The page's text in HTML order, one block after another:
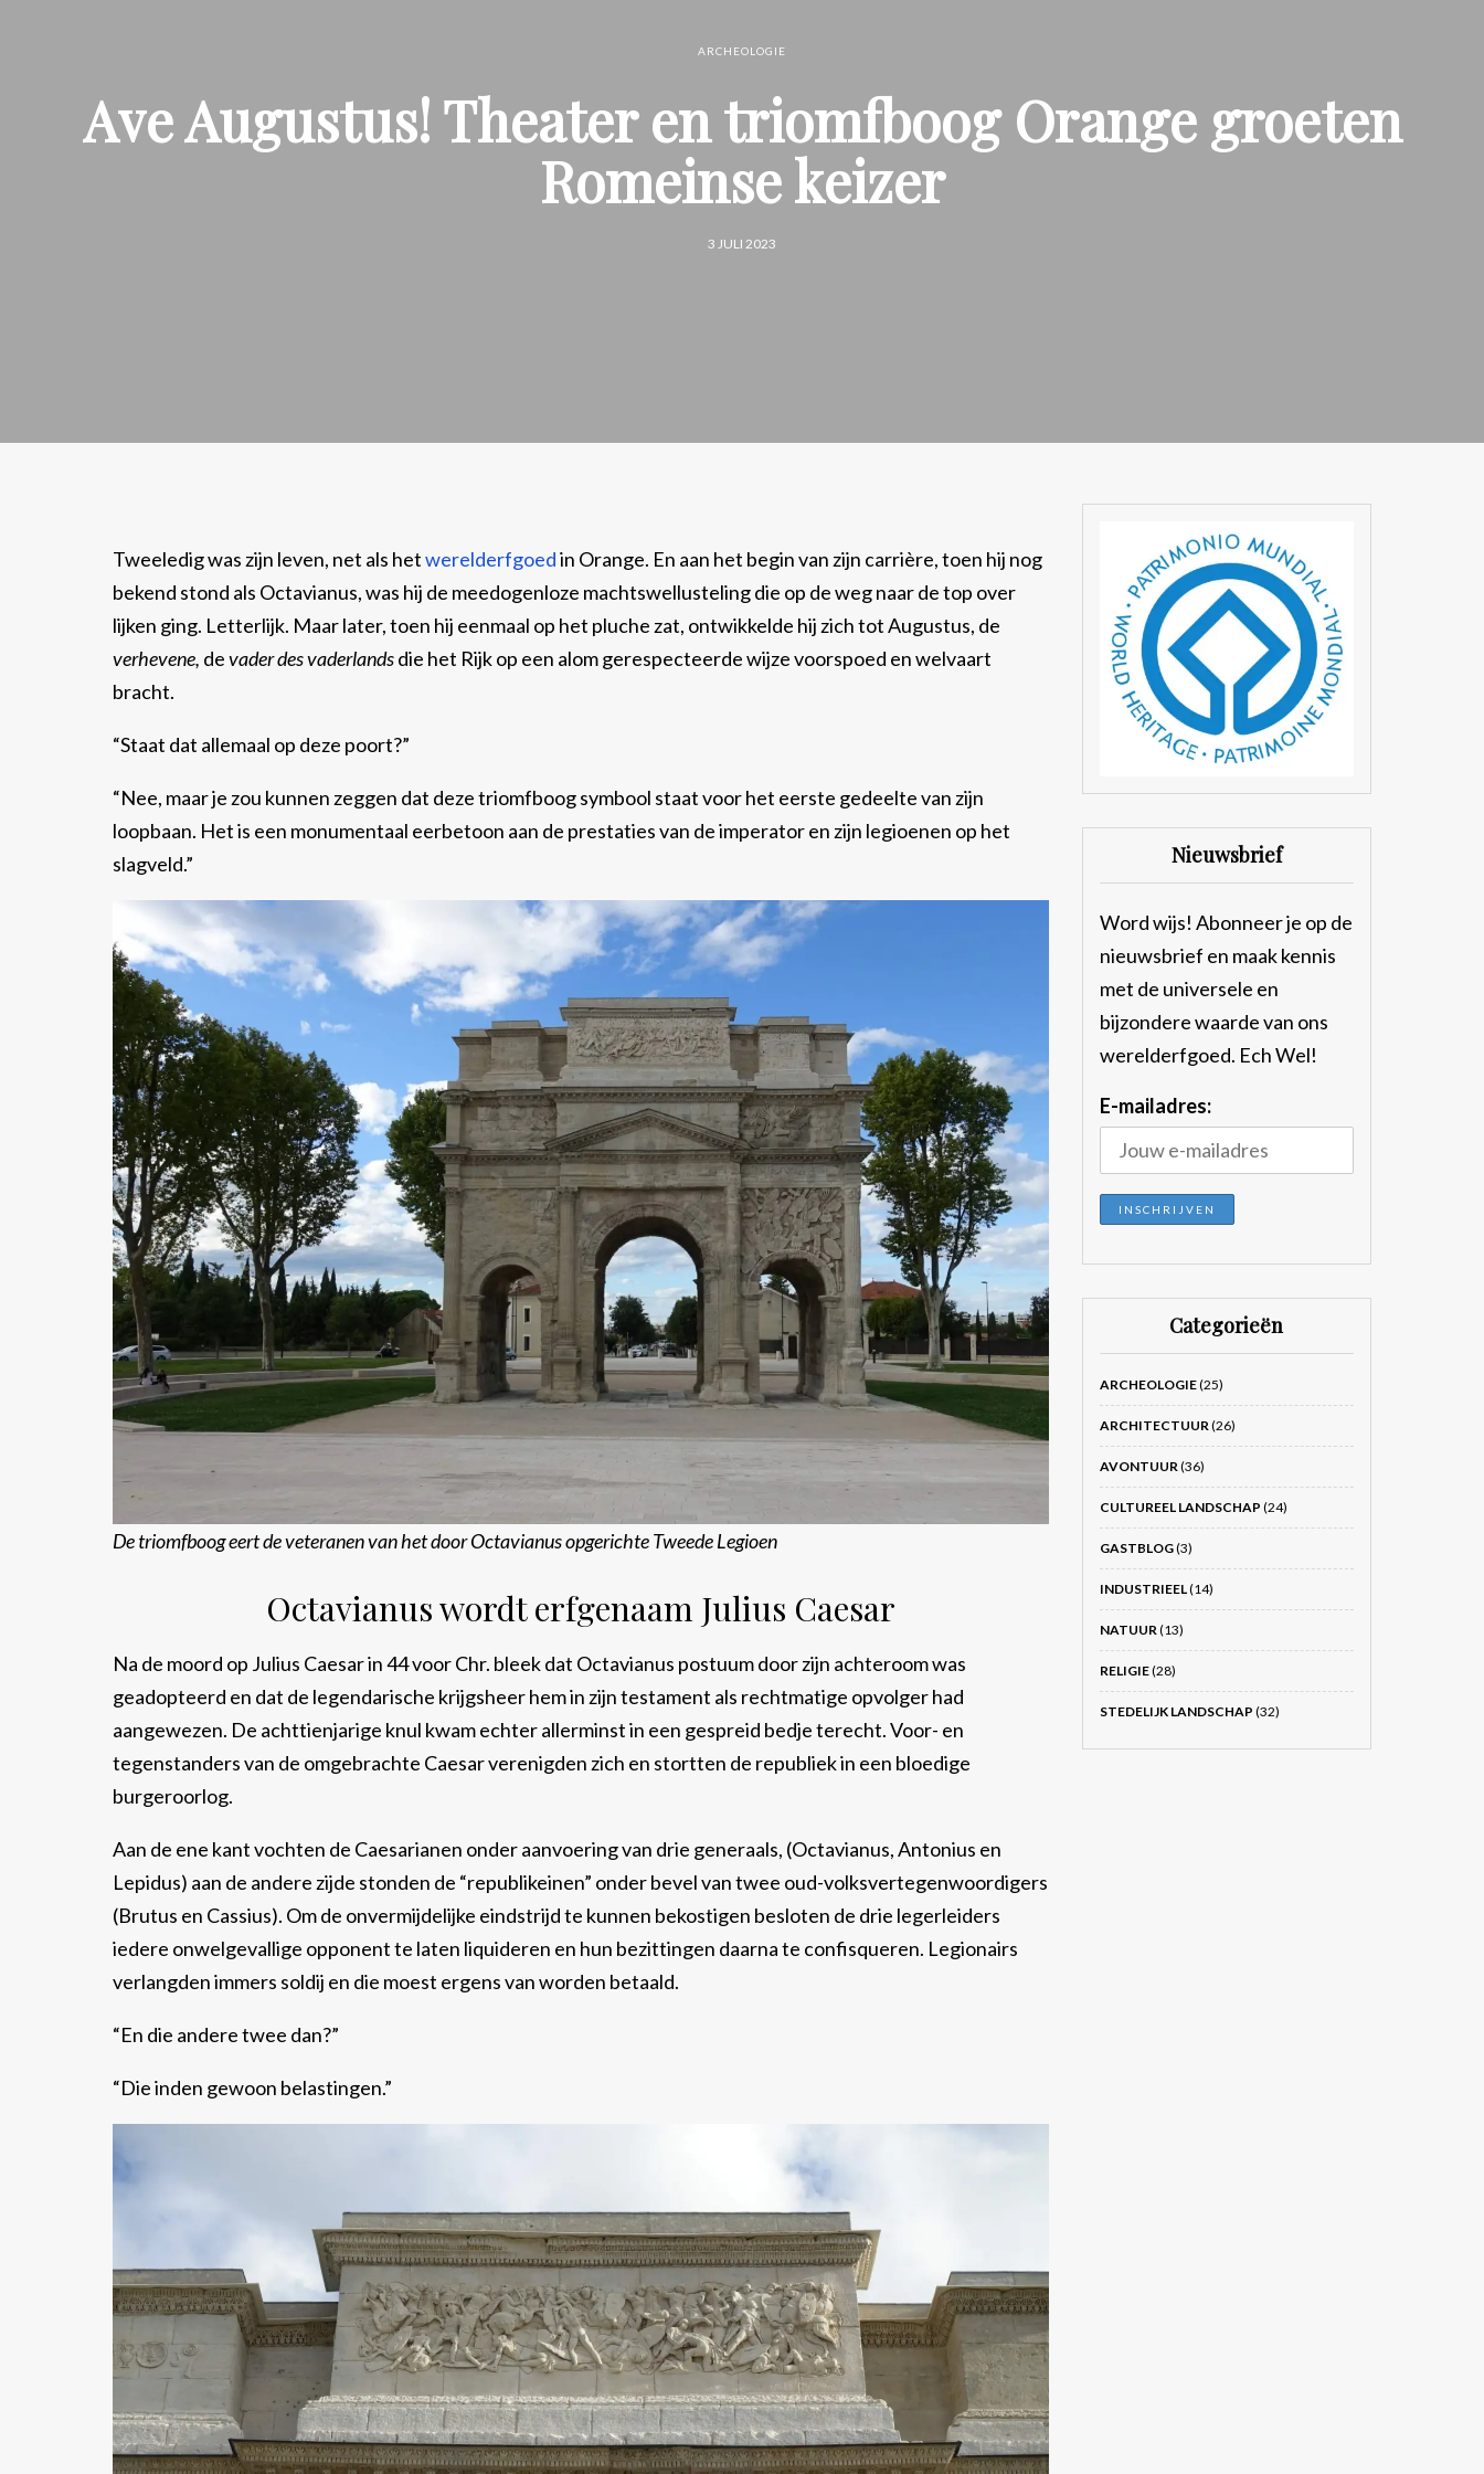
ARCHEOLOGIE
Ave Augustus! Theater en triomfboog Orange groeten
Romeinse keizer
3 JULI 2023
Tweeledig was zijn leven, net als hetwerelderfgoedin Orange. En aan het begin van zijn carrière, toen hij nog
bekend stond als Octavianus, was hij de meedogenloze machtswellusteling die op de weg naar de top over
lijken ging. Letterlijk. Maar later, toen hij eenmaal op het pluche zat, ontwikkelde hij zich tot Augustus, de
verhevene, devader des vaderlandsdie het Rijk op een alom gerespecteerde wijze voorspoed en welvaart
bracht.
“Staat dat allemaal op deze poort?”
“Nee, maar je zou kunnen zeggen dat deze triomfboog symbool staat voor het eerste gedeelte van zijn
loopbaan. Het is een monumentaal eerbetoon aan de prestaties van de imperator en zijn legioenen op het
slagveld.”
De triomfboog eert de veteranen van het door Octavianus opgerichte Tweede Legioen
Octavianus wordt erfgenaam Julius Caesar
Na de moord op Julius Caesar in 44 voor Chr. bleek dat Octavianus postuum door zijn achteroom was
geadopteerd en dat de legendarische krijgsheer hem in zijn testament als rechtmatige opvolger had
aangewezen. De achttienjarige knul kwam echter allerminst in een gespreid bedje terecht. Voor- en
tegenstanders van de omgebrachte Caesar verenigden zich en stortten de republiek in een bloedige
burgeroorlog.
Aan de ene kant vochten de Caesarianen onder aanvoering van drie generaals, (Octavianus, Antonius en
Lepidus) aan de andere zijde stonden de “republikeinen” onder bevel van twee oud-volksvertegenwoordigers
(Brutus en Cassius). Om de onvermijdelijke eindstrijd te kunnen bekostigen besloten de drie legerleiders
iedere onwelgevallige opponent te laten liquideren en hun bezittingen daarna te confisqueren. Legionairs
verlangden immers soldij en die moest ergens van worden betaald.
“En die andere twee dan?”
“Die inden gewoon belastingen.”
Nieuwsbrief
Word wijs! Abonneer je op de
nieuwsbrief en maak kennis
met de universele en
bijzondere waarde van ons
werelderfgoed. Ech Wel!
E-mailadres:
Categorieën
ARCHEOLOGIE(25)
ARCHITECTUUR (26)
AVONTUUR (36)
CULTUREEL LANDSCHAP (24)
GASTBLOG(3)
INDUSTRIEEL(14)
NATUUR (13)
RELIGIE(28)
STEDELIJK LANDSCHAP (32)